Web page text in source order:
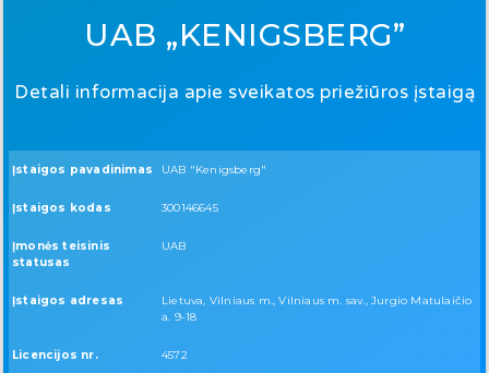
UAB „KENIGSBERG”
Detali informacija apie sveikatos priežiūros įstaigą
Įstaigos pavadinimas UAB "Kenigsberg"
Įstaigos kodas 300146645
Įmonės teisinis
statusas
UAB
Įstaigos adresas
Lietuva, Vilniaus m., Vilniaus m. sav., Jurgio Matulaičio
a. 9-18
Licencijos nr. 4572